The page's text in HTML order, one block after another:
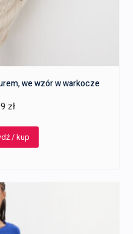
we wzór w warkocze
zł
/ kup